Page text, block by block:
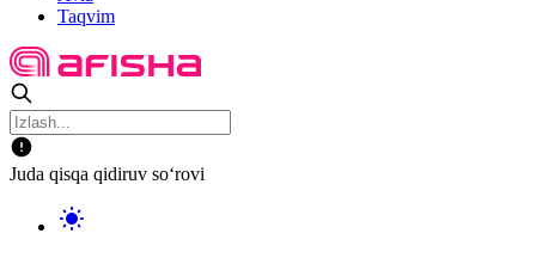
Taqvim
Juda qisqa qidiruv so‘rovi